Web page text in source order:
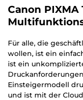
Canon PIXMA
Für alle, die
wollen, ist ein
ist ein
Einsteigermodell
und ist mit der